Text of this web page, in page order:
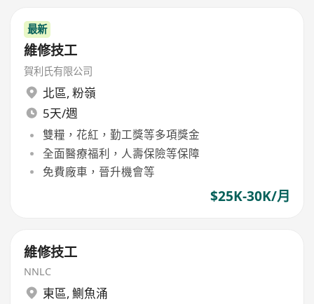
最新
維修技工
賀利氏有限公司
北區, 粉嶺
5天/週
雙糧，花紅，勤工獎等多項獎金
全面醫療福利，人壽保險等保障
免費廠車，晉升機會等
$25K-30K/月
維修技工
NNLC
東區, 鰂魚涌